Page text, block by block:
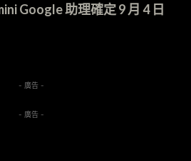
Google 助理確定 9 月 4 日
- 廣告 -
- 廣告 -